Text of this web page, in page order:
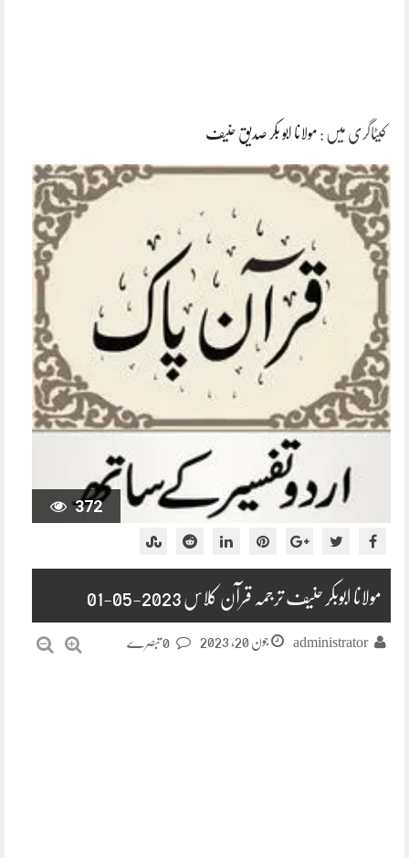
کیٹاگری میں : مولانا ابو بکر صدیق حنیف
372
مولانا ابوبکر حنیف ترجمہ قرآن کلاس 2023-05-01
administrator جون 20, 2023